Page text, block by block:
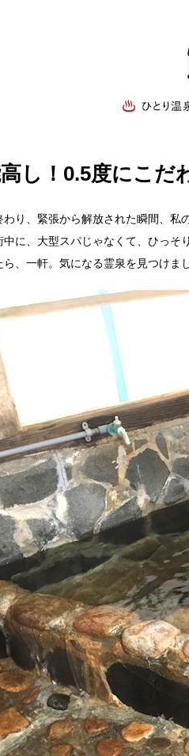
し！0.5度にこだ
わり、緊張から解放された瞬間、私
中に、大型スパじゃなくて、ひっそ
ら、一軒。気になる霊泉を見つけまし